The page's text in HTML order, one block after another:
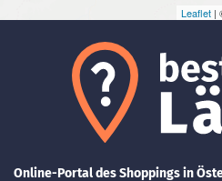
Leaflet |
Online-Portal des Shoppings in